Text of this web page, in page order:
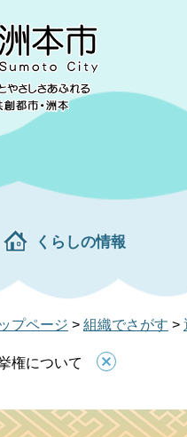
くらしの情報
プページ > 組織でさがす >
権について